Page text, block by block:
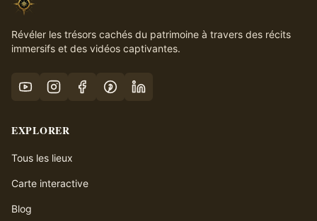
Révéler les trésors cachés du patrimoine à travers des récits
immersifs et des vidéos captivantes.
EXPLORER
Tous les lieux
Carte interactive
Blog